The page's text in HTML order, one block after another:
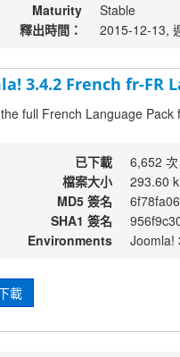
Maturity
Stable
釋出時間：
2015-12-13,
3.4.2 French fr-FR
full French Language Pack
已下載
6,652 次
檔案大小
293.60
MD5 簽名
SHA1 簽名
Environments
Joomla!
載